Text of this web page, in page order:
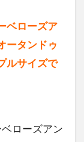
ベローズア
ータンドゥ
ルサイズで
ローズアン